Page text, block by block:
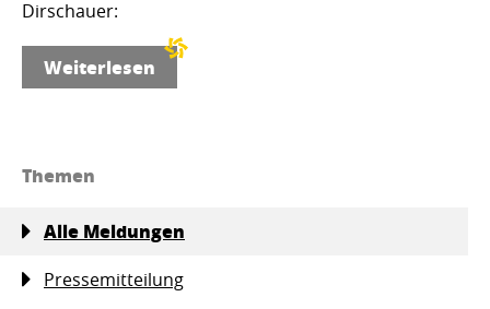
Dirschauer:
Weiterlesen
Themen
Alle Meldungen
Pressemitteilung